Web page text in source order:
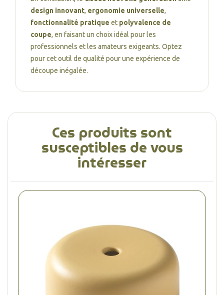
design innovant, ergonomie universelle,
fonctionnalité pratique et polyvalence de
coupe, en faisant un choix idéal pour les
professionnels et les amateurs exigeants. Optez
pour cet outil de qualité pour une expérience de
découpe inégalée.
Ces produits sont
susceptibles de vous
intéresser